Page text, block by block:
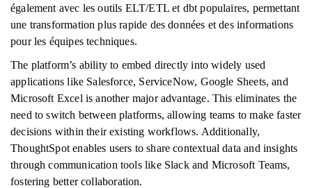
également avec les outils ELT/ETL et dbt populaires, permettant
une transformation plus rapide des données et des informations
pour les équipes techniques.
The platform’s ability to embed directly into widely used
applications like Salesforce, ServiceNow, Google Sheets, and
Microsoft Excel is another major advantage. This eliminates the
need to switch between platforms, allowing teams to make faster
decisions within their existing workflows. Additionally,
ThoughtSpot enables users to share contextual data and insights
through communication tools like Slack and Microsoft Teams,
fostering better collaboration.